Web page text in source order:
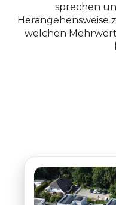
sprechen
Herangehensweise
welchen